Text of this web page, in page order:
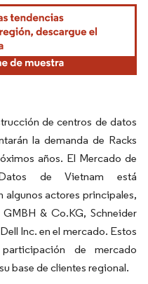
atribución según CC BY 4.0.
de centros de datos
la demanda de Racks
años. El Mercado de
de Vietnam está
actores principales,
& Co.KG, Schneider
Inc. en el mercado. Estos
de mercado
base de clientes regional.